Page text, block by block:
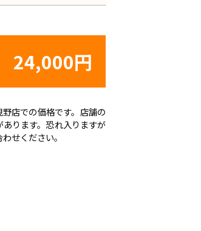
24,000円
店での価格です。店舗の
ります。恐れ入りますが
せください。